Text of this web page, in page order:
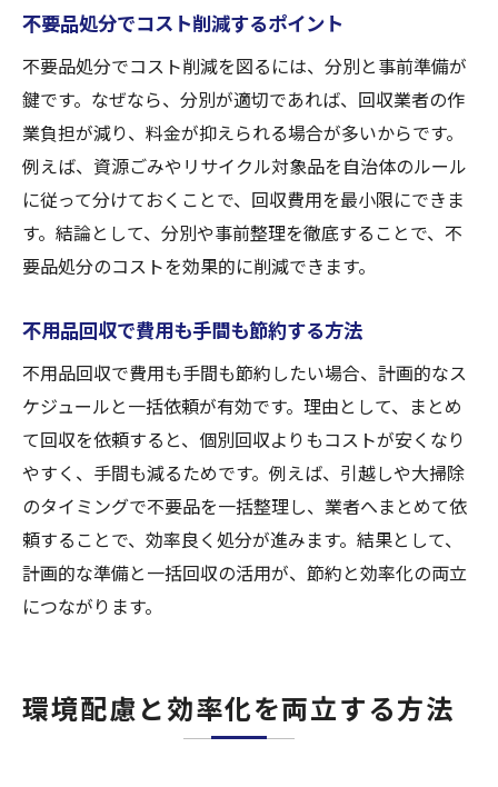
不要品処分でコスト削減するポイント
不要品処分でコスト削減を図るには、分別と事前準備が
鍵です。なぜなら、分別が適切であれば、回収業者の作
業負担が減り、料金が抑えられる場合が多いからです。
例えば、資源ごみやリサイクル対象品を自治体のルール
に従って分けておくことで、回収費用を最小限にできま
す。結論として、分別や事前整理を徹底することで、不
要品処分のコストを効果的に削減できます。
不用品回収で費用も手間も節約する方法
不用品回収で費用も手間も節約したい場合、計画的なス
ケジュールと一括依頼が有効です。理由として、まとめ
て回収を依頼すると、個別回収よりもコストが安くなり
やすく、手間も減るためです。例えば、引越しや大掃除
のタイミングで不要品を一括整理し、業者へまとめて依
頼することで、効率良く処分が進みます。結果として、
計画的な準備と一括回収の活用が、節約と効率化の両立
につながります。
環境配慮と効率化を両立する方法